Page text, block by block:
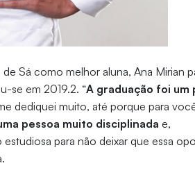
Sá como melhor aluna, Ana Mirian
se em 2019.2. “A graduação foi um
dediquei muito, até porque para
pessoa muito disciplinada e,
para não deixar que essa